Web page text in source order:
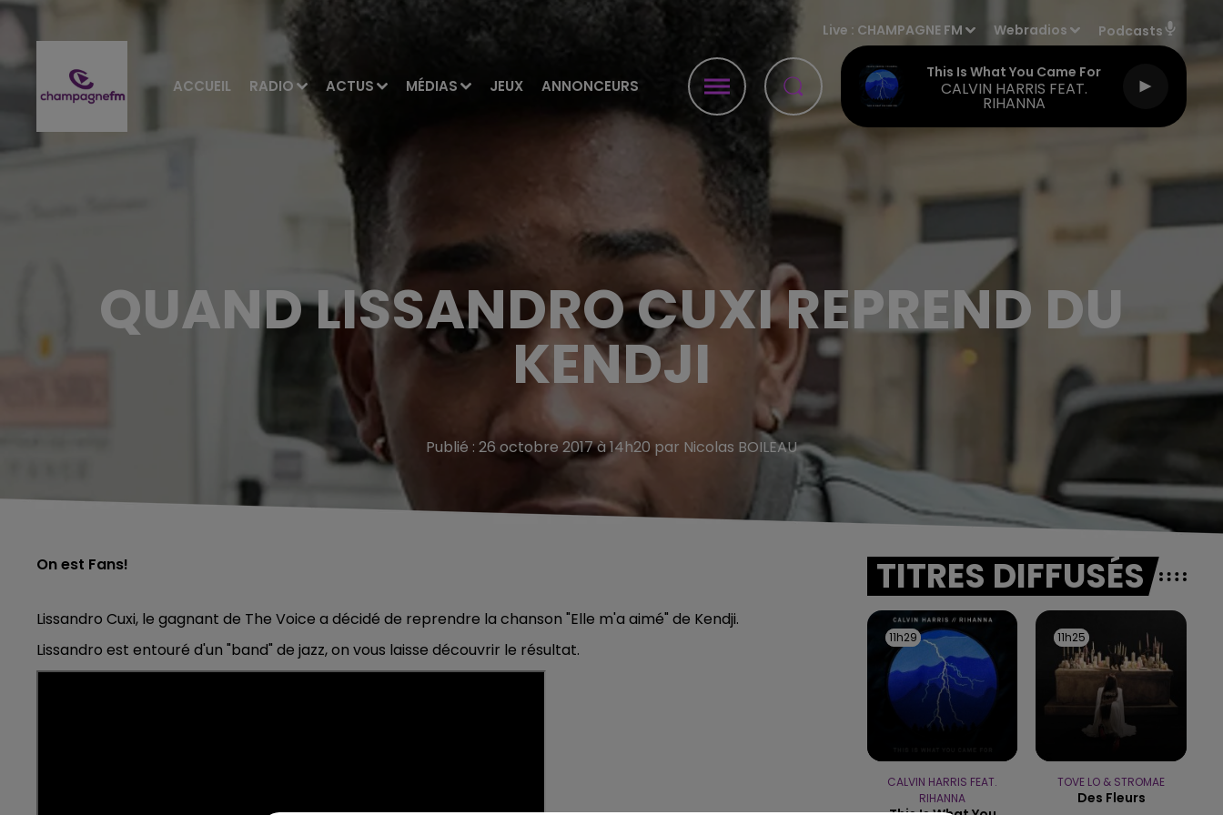
ACCUEIL RADIO ACTUS MÉDIAS JEUX ANNONCEURS
Live : CHAMPAGNE FM Webradios Podcasts
This Is What You Came For
CALVIN HARRIS FEAT.
RIHANNA
QUAND LISSANDRO CUXI REPREND DU
KENDJI
Publié : 26 octobre 2017 à 14h20 par Nicolas BOILEAU
On est Fans!
Lissandro Cuxi, le gagnant de The Voice a décidé de reprendre la chanson "Elle m'a aimé" de Kendji.
Lissandro est entouré d'un "band" de jazz, on vous laisse découvrir le résultat.
TITRES DIFFUSÉS
11h29
11h29
CALVIN HARRIS FEAT.
RIHANNA
11h25
11h25
TOVE LO & STROMAE
Des Fleurs